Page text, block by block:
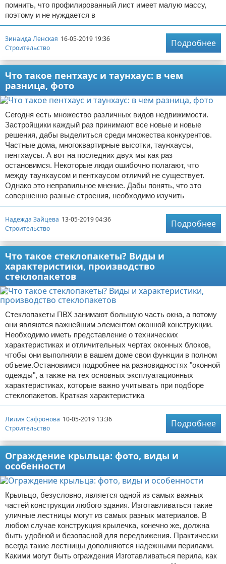
помнить, что профилированный лист имеет малую массу,
поэтому и не нуждается в
Зинаида Ленская 16-05-2019 19:36
Строительство
Подробнее
Что такое пентхаус и таунхаус: в чем
разница, фото
Сегодня есть множество различных видов недвижимости.
Застройщики каждый раз принимают все новые и новые
решения, дабы выделиться среди множества конкурентов.
Частные дома, многоквартирные высотки, таунхаусы,
пентхаусы. А вот на последних двух мы как раз
остановимся. Некоторые люди ошибочно полагают, что
между таунхаусом и пентхаусом отличий не существует.
Однако это неправильное мнение. Дабы понять, что это
совершенно разные строения, необходимо изучить
Надежда Зайцева 13-05-2019 04:36
Строительство
Подробнее
Что такое стеклопакеты? Виды и
характеристики, производство
стеклопакетов
Стеклопакеты ПВХ занимают большую часть окна, а потому
они являются важнейшим элементом оконной конструкции.
Необходимо иметь представление о технических
характеристиках и отличительных чертах оконных блоков,
чтобы они выполняли в вашем доме свои функции в полном
объеме.Остановимся подробнее на разновидностях "оконной
одежды", а также на тех основных эксплуатационных
характеристиках, которые важно учитывать при подборе
стеклопакетов. Краткая характеристика
Лилия Сафронова 10-05-2019 13:36
Строительство
Подробнее
Ограждение крыльца: фото, виды и
особенности
Крыльцо, безусловно, является одной из самых важных
частей конструкции любого здания. Изготавливаться такие
уличные лестницы могут из самых разных материалов. В
любом случае конструкция крылечка, конечно же, должна
быть удобной и безопасной для передвижения. Практически
всегда такие лестницы дополняются надежными перилами.
Какими могут быть ограждения Изготавливаться перила, как